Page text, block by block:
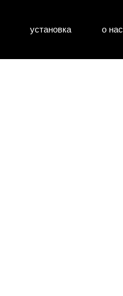
о нас
установка